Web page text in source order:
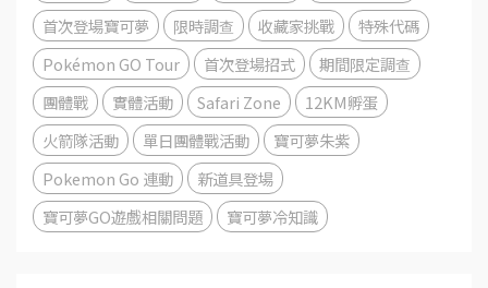
首次登場寶可夢
限時調查 收藏家挑戰
特殊代碼
Pokémon GO Tour
首次登場招式
期間限定調查
團體戰
實體活動 Safari Zone
12KM孵蛋
火箭隊活動
單日團體戰活動
寶可夢朱紫
Pokemon Go 連動
新道具登場
寶可夢GO遊戲相關問題
寶可夢冷知識